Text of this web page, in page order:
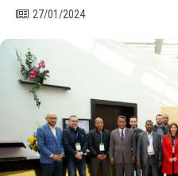
27/01/2024